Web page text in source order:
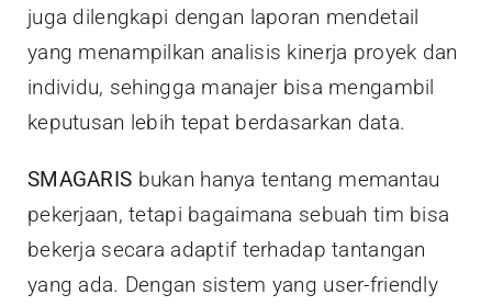
juga dilengkapi dengan laporan mendetail
yang menampilkan analisis kinerja proyek dan
individu, sehingga manajer bisa mengambil
keputusan lebih tepat berdasarkan data.
SMAGARIS bukan hanya tentang memantau
pekerjaan, tetapi bagaimana sebuah tim bisa
bekerja secara adaptif terhadap tantangan
yang ada. Dengan sistem yang user-friendly